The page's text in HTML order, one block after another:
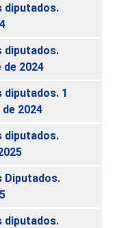
diputados.
diputados.
de 2024
diputados. 1
2024
diputados.
Diputados.
diputados.